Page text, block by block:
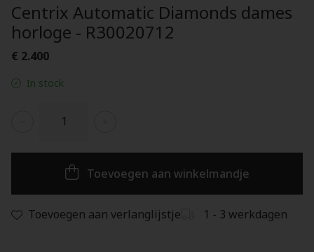
Centrix Automatic Diamonds dames
horloge - R30020712
€ 2.400
In stock
Toevoegen aan winkelmandje
Toevoegen aan verlanglijstje 1 - 3 werkdagen